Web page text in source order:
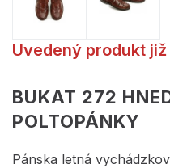
Uvedený produkt
BUKAT 272
POLTOPÁNKY
Pánska letná